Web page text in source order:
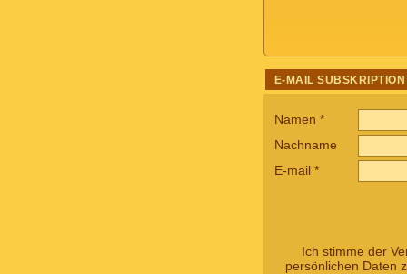
E-MAIL SUBSKRIPTION
Namen *
Nachname
E-mail *
Ich stimme der
persönlichen Daten